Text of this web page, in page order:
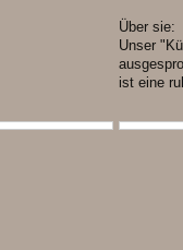
Über sie:
Unser
ist eine